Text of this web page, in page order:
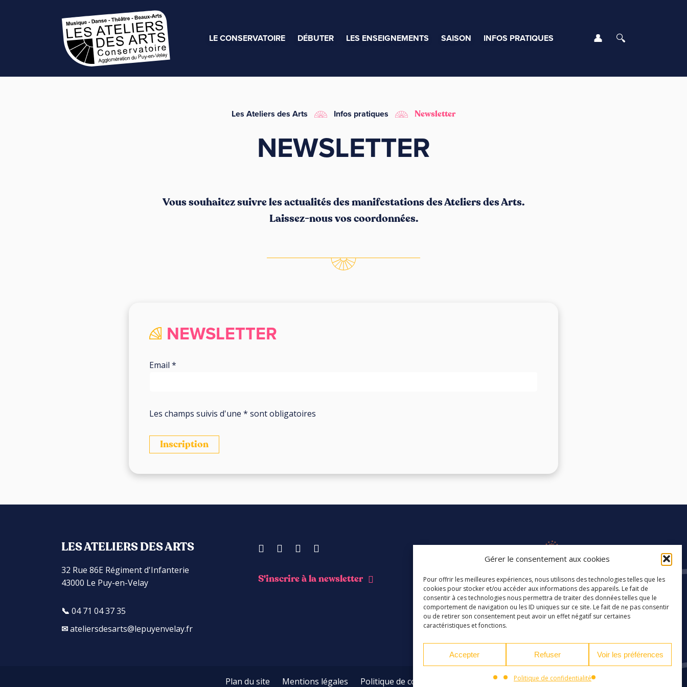
Gérer le consentement aux cookies
Pour offrir les meilleures expériences, nous utilisons des technologies telles que les
cookies pour stocker et/ou accéder aux informations des appareils. Le fait de
consentir à ces technologies nous permettra de traiter des données telles que le
comportement de navigation ou les ID uniques sur ce site. Le fait de ne pas consentir
ou de retirer son consentement peut avoir un effet négatif sur certaines
caractéristiques et fonctions.
Accepter Refuser Voir les préférences
Politique de confidentialité
LE CONSERVATOIRE DÉBUTER LES ENSEIGNEMENTS SAISON INFOS PRATIQUES Se connecter
Les Ateliers des Arts Infos pratiques Newsletter
NEWSLETTER
Vous souhaitez suivre les actualités des manifestations des Ateliers des Arts.
Laissez-nous vos coordonnées.
NEWSLETTER
Email *
Les champs suivis d'une * sont obligatoires
LES ATELIERS DES ARTS
32 Rue 86E Régiment d'Infanterie
43000 Le Puy-en-Velay
04 71 04 37 35
ateliersdesarts@lepuyenvelay.fr
FacebookInstagram
Youtube
S'inscrire à la newsletter
Plan du site Mentions légales Politique de confidentialité